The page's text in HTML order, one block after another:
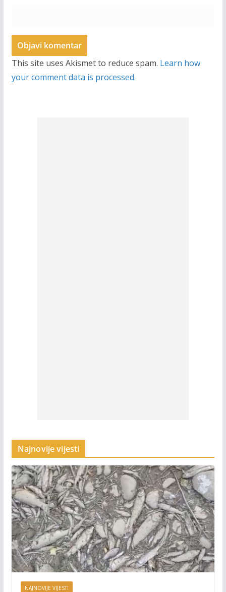
This site uses Akismet to reduce spam. Learn how
your comment data is processed.
Najnovije vijesti
NAJNOVIJE VIJESTI